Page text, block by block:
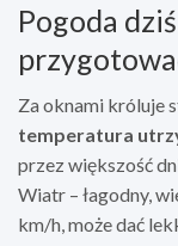
Pogoda
Za oknami króluje
temperatura
przez większość
Wiatr – łagodny,
km/h, może dać